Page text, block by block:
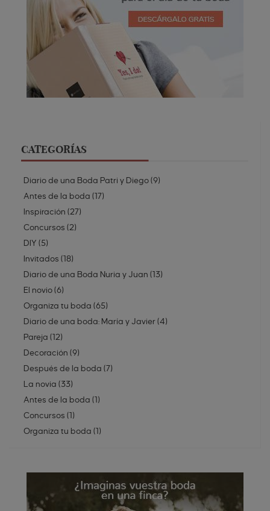
CATEGORÍAS
Diario de una Boda Patri y Diego(9)
Antes de la boda (17)
Inspiración (27)
Concursos (2)
DIY (5)
Invitados (18)
Diario de una Boda Nuria y Juan (13)
El novio(6)
Organiza tu boda (65)
Diario de una boda: María y Javier(4)
Pareja (12)
Decoración (9)
Después de la boda (7)
La novia (33)
Antes de la boda (1)
Concursos (1)
Organiza tu boda (1)